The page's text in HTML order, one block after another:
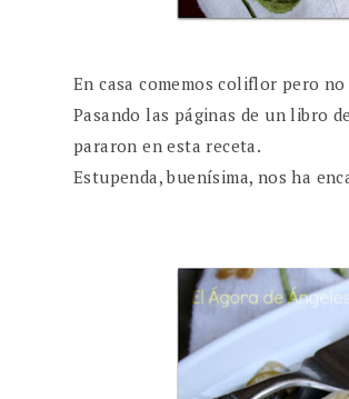
En casa comemos coliflor pero
Pasando las páginas de un libro
pararon en esta receta.
Estupenda, buenísima, nos ha